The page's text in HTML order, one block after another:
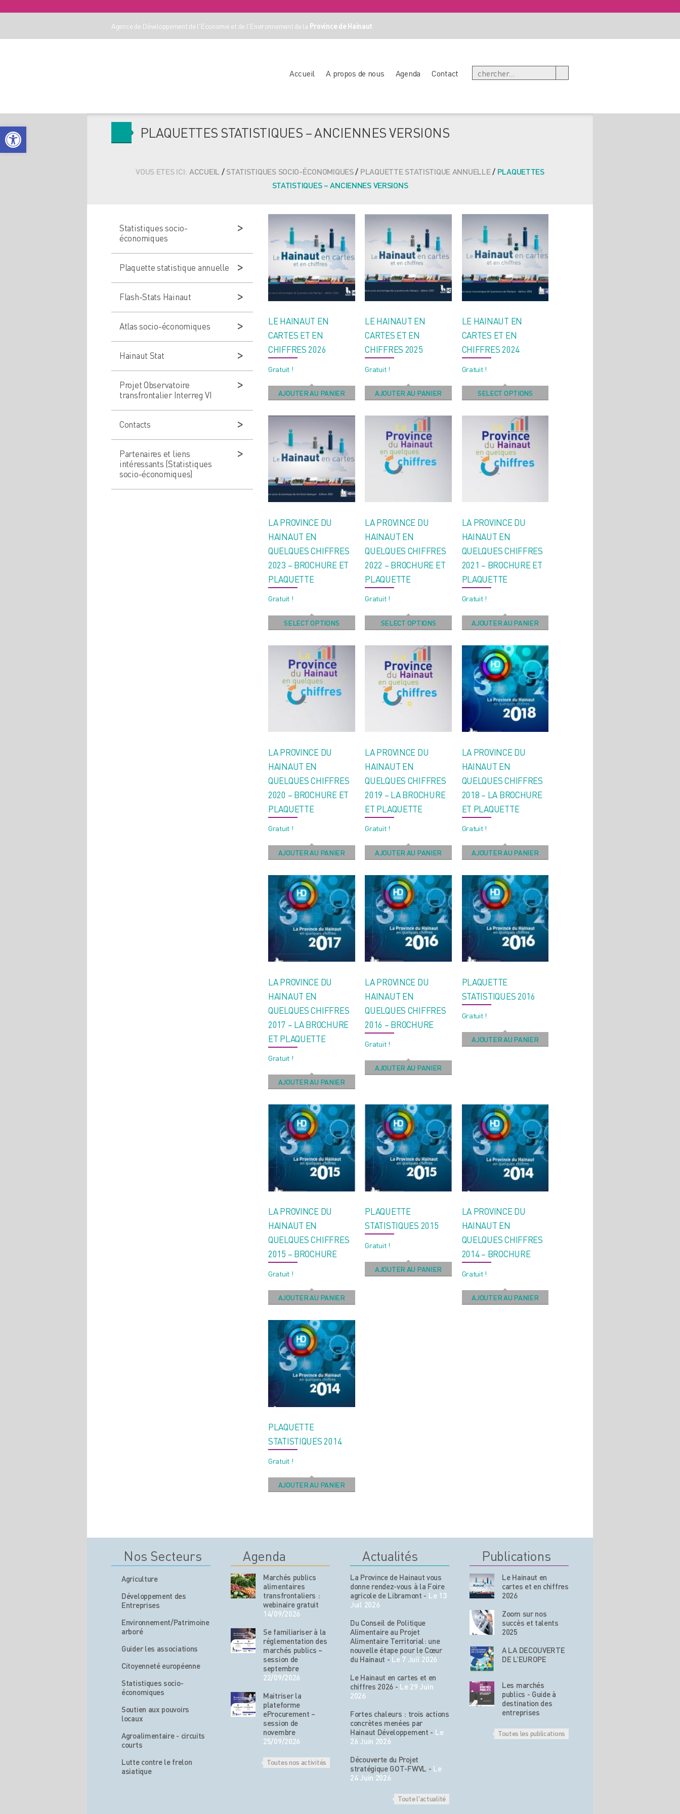
Agence de Développement de l'Economie et de l'Environnement de la Province de Hainaut
Accueil A propos de nous Agenda Contact
PLAQUETTES STATISTIQUES – ANCIENNES VERSIONS
VOUS ETES ICI: ACCUEIL /STATISTIQUES SOCIO-ÉCONOMIQUES/ PLAQUETTE STATISTIQUE ANNUELLE/ PLAQUETTES
STATISTIQUES – ANCIENNES VERSIONS
LE HAINAUT EN
CARTES ET EN
CHIFFRES 2026
Gratuit !
AJOUTER AU PANIER
LE HAINAUT EN
CARTES ET EN
CHIFFRES 2025
Gratuit !
AJOUTER AU PANIER
LE HAINAUT EN
CARTES ET EN
CHIFFRES 2024
Gratuit !
SELECT OPTIONS
LA PROVINCE DU
HAINAUT EN
QUELQUES CHIFFRES
2023 – BROCHURE ET
PLAQUETTE
Gratuit !
SELECT OPTIONS
LA PROVINCE DU
HAINAUT EN
QUELQUES CHIFFRES
2022 – BROCHURE ET
PLAQUETTE
Gratuit !
SELECT OPTIONS
LA PROVINCE DU
HAINAUT EN
QUELQUES CHIFFRES
2021 – BROCHURE ET
PLAQUETTE
Gratuit !
AJOUTER AU PANIER
LA PROVINCE DU
HAINAUT EN
QUELQUES CHIFFRES
2020 – BROCHURE ET
PLAQUETTE
Gratuit !
AJOUTER AU PANIER
LA PROVINCE DU
HAINAUT EN
QUELQUES CHIFFRES
2019 – LA BROCHURE
ET PLAQUETTE
Gratuit !
AJOUTER AU PANIER
LA PROVINCE DU
HAINAUT EN
QUELQUES CHIFFRES
2018 – LA BROCHURE
ET PLAQUETTE
Gratuit !
AJOUTER AU PANIER
LA PROVINCE DU
HAINAUT EN
QUELQUES CHIFFRES
2017 – LA BROCHURE
ET PLAQUETTE
Gratuit !
AJOUTER AU PANIER
LA PROVINCE DU
HAINAUT EN
QUELQUES CHIFFRES
2016 – BROCHURE
Gratuit !
AJOUTER AU PANIER
PLAQUETTE
STATISTIQUES 2016
Gratuit !
AJOUTER AU PANIER
LA PROVINCE DU
HAINAUT EN
QUELQUES CHIFFRES
2015 – BROCHURE
Gratuit !
AJOUTER AU PANIER
PLAQUETTE
STATISTIQUES 2015
Gratuit !
AJOUTER AU PANIER
LA PROVINCE DU
HAINAUT EN
QUELQUES CHIFFRES
2014 – BROCHURE
Gratuit !
AJOUTER AU PANIER
PLAQUETTE
STATISTIQUES 2014
Gratuit !
AJOUTER AU PANIER
Statistiques socio-
économiques
Plaquette statistique annuelle
Flash-Stats Hainaut
Atlas socio-économiques
Hainaut Stat
Projet Observatoire
transfrontalier Interreg VI
Contacts
Partenaires et liens
intéressants (Statistiques
socio-économiques)
Nos Secteurs
Agriculture
Développement des
Entreprises
Environnement/Patrimoine
arboré
Guider les associations
Citoyenneté européenne
Statistiques socio-
économiques
Soutien aux pouvoirs
locaux
Agroalimentaire - circuits
courts
Lutte contre le frelon
asiatique
Agenda
Marchés publics
alimentaires
transfrontaliers :
webinaire gratuit
14/09/2026
Se familiariser à la
réglementation des
marchés publics –
session de
septembre
22/09/2026
Maitriser la
plateforme
eProcurement –
session de
novembre
25/09/2026
Toutes nos activités
Actualités
La Province de Hainaut vous
donne rendez-vous à la Foire
agricole de Libramont - Le 13
Juil 2026
Du Conseil de Politique
Alimentaire au Projet
Alimentaire Territorial: une
nouvelle étape pour le Cœur
du Hainaut - Le 7 Juil 2026
Le Hainaut en cartes et en
chiffres 2026 - Le 29 Juin
2026
Fortes chaleurs : trois actions
concrètes menées par
Hainaut Développement - Le
26 Juin 2026
Découverte du Projet
stratégique GOT-FWVL - Le
24 Juin 2026
Toute l'actualité
Publications
Le Hainaut en
cartes et en chiffres
2026
Zoom sur nos
succès et talents
2025
A LA DECOUVERTE
DE L’EUROPE
Les marchés
publics - Guide à
destination des
entreprises
Toutes les publications
Ouvrir la barre d’outils